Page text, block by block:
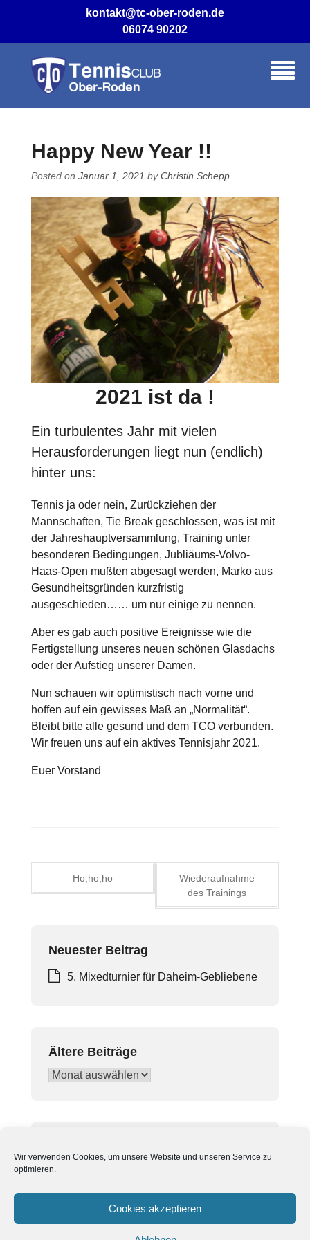
Wir verwenden Cookies, um unsere Website und unseren Service zu
optimieren.
Cookies akzeptieren
content
kontakt@tc-ober-roden.de
06074 90202
Happy New Year !!
Posted on Januar 1, 2021 byChristin Schepp
2021 ist da !
Ein turbulentes Jahr mit vielen
Herausforderungen liegt nun (endlich)
hinter uns:
Tennis ja oder nein, Zurückziehen der
Mannschaften, Tie Break geschlossen, was ist mit
der Jahreshauptversammlung, Training unter
besonderen Bedingungen, Jubliäums-Volvo-
Haas-Open mußten abgesagt werden, Marko aus
Gesundheitsgründen kurzfristig
ausgeschieden…… um nur einige zu nennen.
Aber es gab auch positive Ereignisse wie die
Fertigstellung unseres neuen schönen Glasdachs
oder der Aufstieg unserer Damen.
Nun schauen wir optimistisch nach vorne und
hoffen auf ein gewisses Maß an „Normalität“.
Bleibt bitte alle gesund und dem TCO verbunden.
Wir freuen uns auf ein aktives Tennisjahr 2021.
Euer Vorstand
Beitragsnavigation
Ho,ho,ho
Wiederaufnahme
des Trainings
Neuester Beitrag
5. Mixedturnier für Daheim-Gebliebene
Ältere Beiträge
Ältere
Suchen